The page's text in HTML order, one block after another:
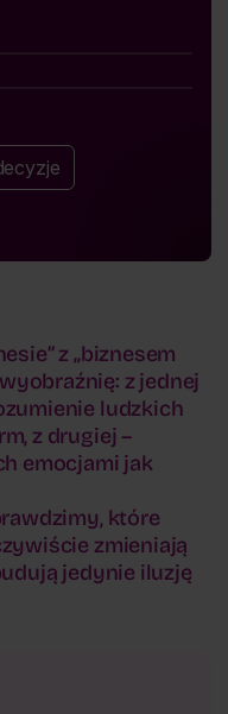
z „biznesem
z jednej
ludzkich
z drugiej –
emocjami jak
które
zmieniają
jedynie iluzję